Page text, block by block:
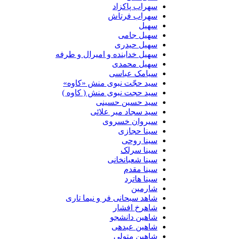
سهراب پاکزاد
سهراب فرتاش
سهیل
سهیل جامی
سهیل حیدری
سهیل خدابنده و امیرال و طرفه
سهیل محمدی
سیامک عباسی
سید حجّت نبوی منش «کاوه»
سید حجت نبوی منش ( کاوه )
سید حسین حسینى
سید سجاد میر علائی
سیروان خسروی
سینا حجازی
سینا روحی
سینا سرلک
سینا شعبانخانی
سینا مقدم
سینا هاترد
شارمین
شاهد سبحانی فر و نیما تاری
شاهرخ افشار
شاهین دانشجو
شاهین عبدهی
شاهین متولی